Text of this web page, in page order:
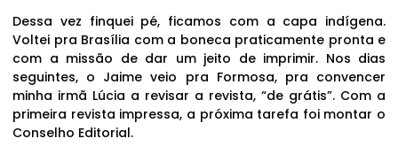
Dessa vez finquei pé, ficamos com a capa indígena.
Voltei pra Brasília com a boneca praticamente pronta e
com a missão de dar um jeito de imprimir. Nos dias
seguintes, o Jaime veio pra Formosa, pra convencer
minha irmã Lúcia a revisar a revista, “de grátis”. Com a
primeira revista impressa, a próxima tarefa foi montar o
Conselho Editorial.